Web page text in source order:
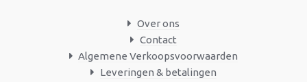
Over ons
Contact
Algemene Verkoopsvoorwaarden
Leveringen & betalingen